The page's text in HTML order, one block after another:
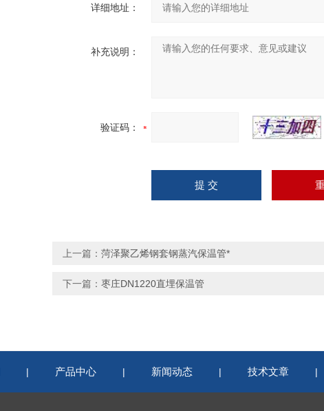
详细地址：
补充说明：
验证码：
上一篇： 菏泽聚乙烯钢套钢蒸汽保温管*
下一篇： 枣庄DN1220直埋保温管
| 产品中心 | 新闻动态 | 技术文章 |